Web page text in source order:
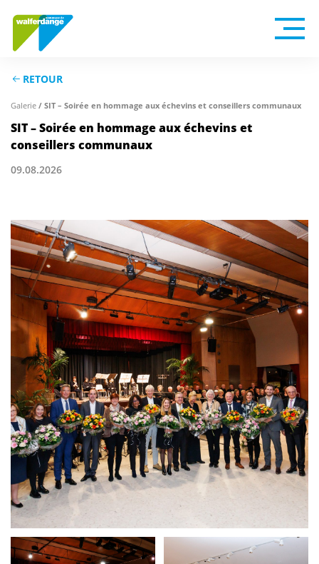
RETOUR
Galerie / SIT – Soirée en hommage aux échevins et conseillers communaux
SIT – Soirée en hommage aux échevins et
conseillers communaux
09.08.2026